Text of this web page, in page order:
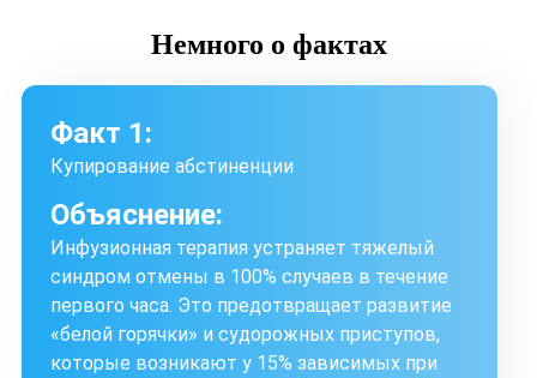
Немного о фактах
Факт 1:
Купирование абстиненции
Объяснение:
Инфузионная терапия устраняет тяжелый
синдром отмены в 100% случаев в течение
первого часа. Это предотвращает развитие
«белой горячки» и судорожных приступов,
которые возникают у 15% зависимых при